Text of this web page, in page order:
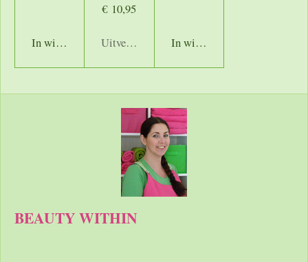
In winkelwagen
€ 10,95
Uitverkocht In winkelwagen
BEAUTY WITHIN